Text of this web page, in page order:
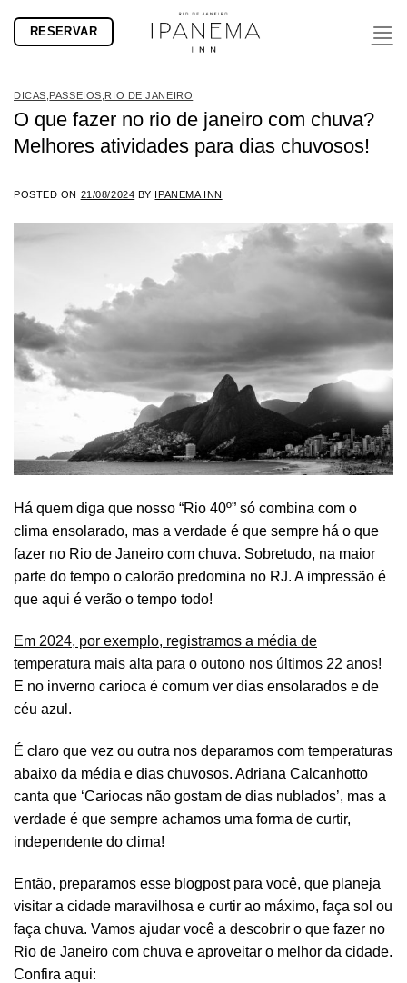
RESERVAR
DICAS PASSEIOS RIO DE JANEIRO
O que fazer no rio de janeiro com chuva?
Melhores atividades para dias chuvosos!
POSTED ON 21/08/2024 BY IPANEMA INN
Há quem diga que nosso “Rio 40º” só combina com o
clima ensolarado, mas a verdade é que sempre há o que
fazer no Rio de Janeiro com chuva. Sobretudo, na maior
parte do tempo o calorão predomina no RJ. A impressão é
que aqui é verão o tempo todo!
Em 2024, por exemplo, registramos a média de
temperatura mais alta para o outono nos últimos 22 anos!
E no inverno carioca é comum ver dias ensolarados e de
céu azul.
É claro que vez ou outra nos deparamos com temperaturas
abaixo da média e dias chuvosos. Adriana Calcanhotto
canta que ‘Cariocas não gostam de dias nublados’, mas a
verdade é que sempre achamos uma forma de curtir,
independente do clima!
Então, preparamos esse blogpost para você, que planeja
visitar a cidade maravilhosa e curtir ao máximo, faça sol ou
faça chuva. Vamos ajudar você a descobrir o que fazer no
Rio de Janeiro com chuva e aproveitar o melhor da cidade.
Confira aqui: